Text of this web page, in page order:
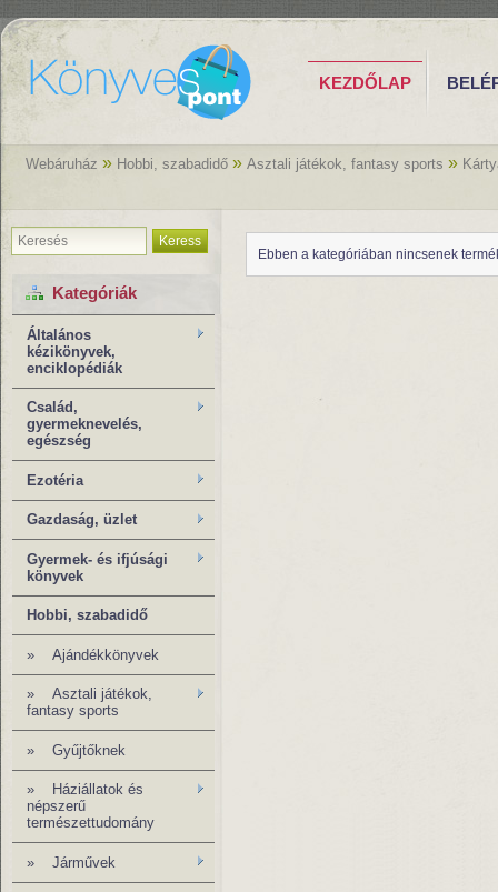
KEZDŐLAP
Webáruház » Hobbi, szabadidő » Asztali játékok, fantasy sports »
Keress
Kategóriák
Általános
kézikönyvek,
enciklopédiák
Család,
gyermeknevelés,
egészség
Ezotéria
Gazdaság, üzlet
Gyermek- és ifjúsági
könyvek
Hobbi, szabadidő
» Ajándékkönyvek
» Asztali játékok,
fantasy sports
» Gyűjtőknek
» Háziállatok és
népszerű
természettudomány
» Járművek
Ebben a kategóriában nincsenek